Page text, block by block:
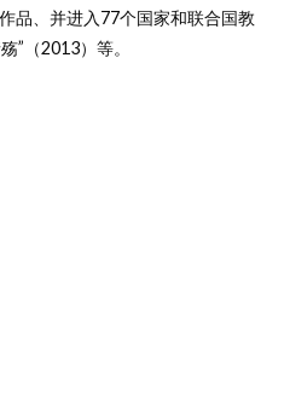
品、并进入77个国家和联合国教
”（2013）等。